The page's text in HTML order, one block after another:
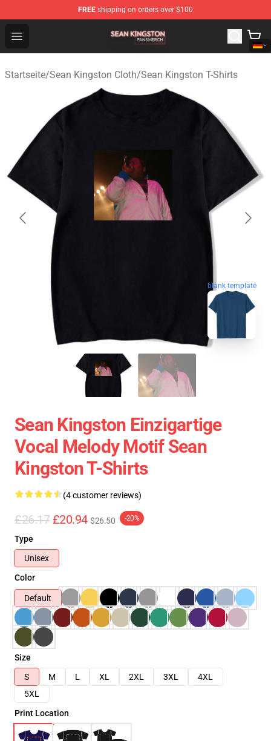
FREE shipping on orders over $100
Open menu
Sean Kingston Shop - Official Sean Kingston
Startseite/Sean Kingston Cloth/Sean Kingston T-Shirts
blank template
Sean Kingston Einzigartige
Vocal Melody Motif Sean
Kingston T-Shirts
(4 customer reviews)
£26.17 £20.94 $26.50 -20%
Type
Unisex
Color
Default
Size
S
M L XL 2XL 3XL
4XL
5XL
Print Location